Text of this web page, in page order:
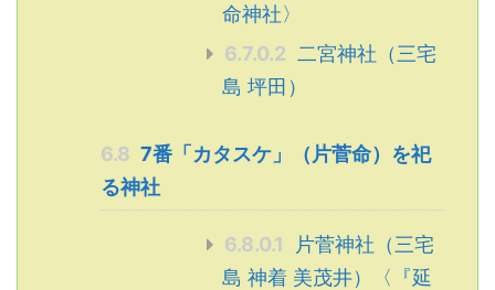
命神社〉
6.7.0.2
二宮神社（三宅
島 坪田）
6.8 7番「カタスケ」（片菅命）を祀
る神社
6.8.0.1
片菅神社（三宅
島 神着 美茂井）〈『延